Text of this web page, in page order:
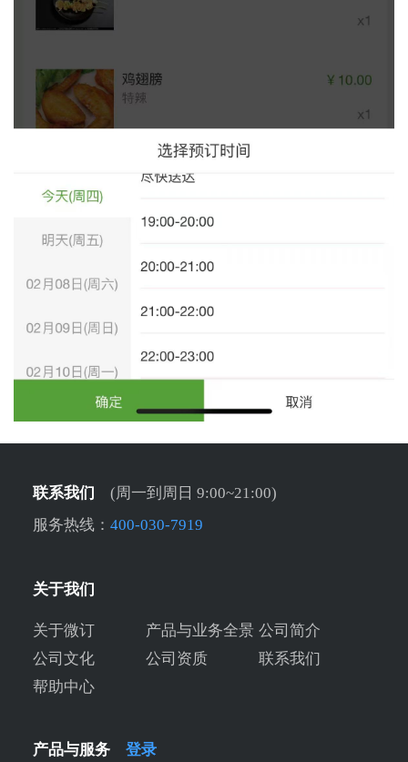
联系我们
(周一到周日 9:00~21:00)
服务热线： 400-030-7919
关于我们
关于微订 产品与业务全景 公司简介
公司文化
公司资质
联系我们
帮助中心
产品与服务 登录